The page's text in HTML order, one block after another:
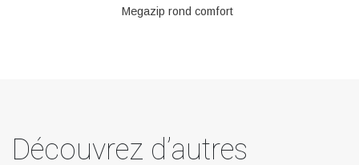
Megazip rond comfort
Découvrez d’autres